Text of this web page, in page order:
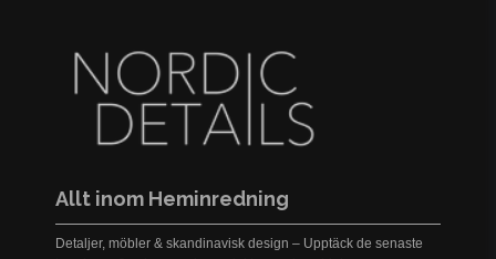
Allt inom Heminredning
Detaljer, möbler & skandinavisk design – Upptäck de senaste